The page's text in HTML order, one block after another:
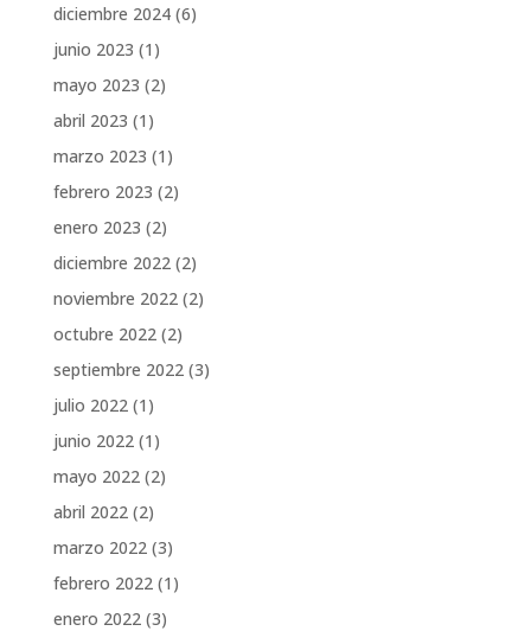
diciembre 2024(6)
junio 2023 (1)
mayo 2023 (2)
abril 2023 (1)
marzo 2023 (1)
febrero 2023 (2)
enero 2023 (2)
diciembre 2022(2)
noviembre 2022(2)
octubre 2022(2)
septiembre 2022(3)
julio 2022(1)
junio 2022(1)
mayo 2022(2)
abril 2022(2)
marzo 2022(3)
febrero 2022(1)
enero 2022(3)